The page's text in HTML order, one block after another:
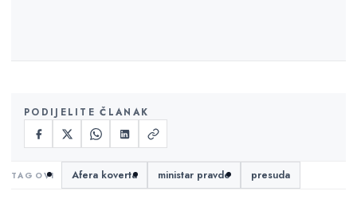
PODIJELITE ČLANAK
Afera koverta ministar pravde presuda